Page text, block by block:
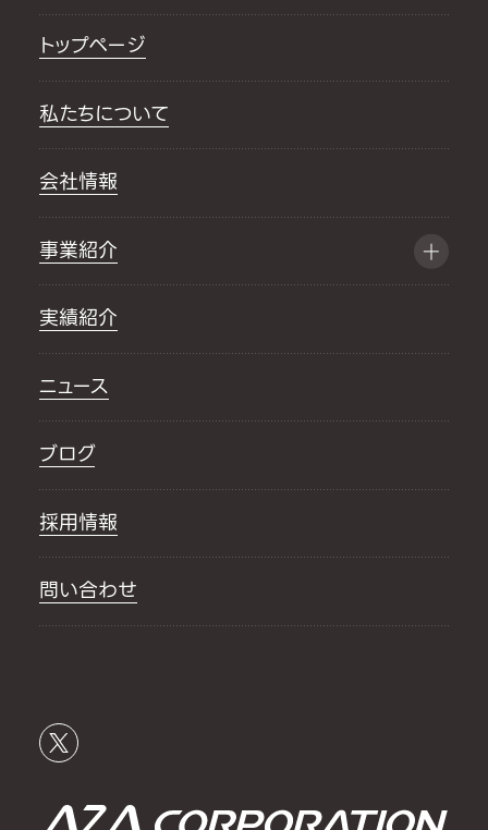
トップページ
私たちについて
会社情報
事業紹介
実績紹介
ニュース
ブログ
採用情報
問い合わせ